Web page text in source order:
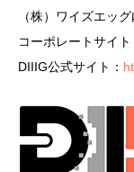
（株）ワイズエッグ
コーポレートサイト
DIIIG公式サイト：